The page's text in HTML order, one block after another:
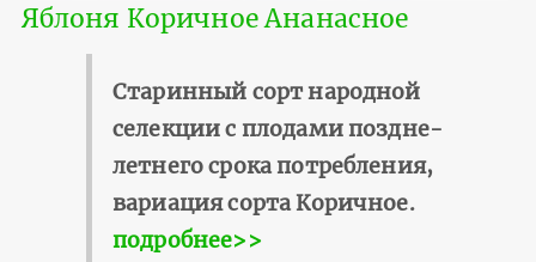
Яблоня Коричное Ананасное
Старинный сорт народной
селекции с плодами поздне-
летнего срока потребления,
вариация сорта Коричное.
подробнее>>